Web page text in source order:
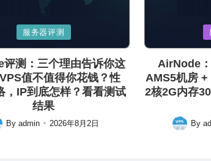
服务器评测
测：三个理由告诉你这
值不值得你花钱？性
，IP到底怎样？看看测试
结果
Byadmin 2026年8月2日
in
AirNode
AMS5机房 +
2核2G内存
Posted
By